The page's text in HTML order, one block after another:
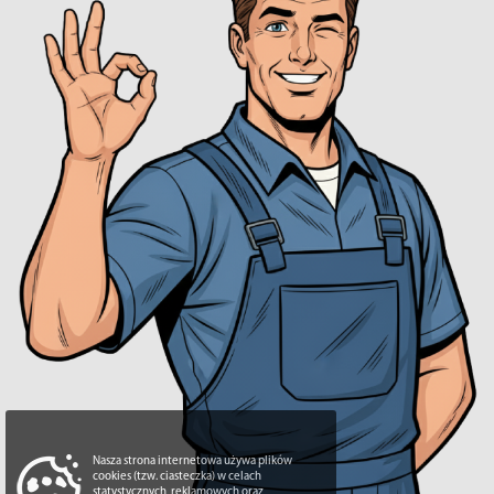
Nasza strona internetowa używa plików
cookies (tzw. ciasteczka) w celach